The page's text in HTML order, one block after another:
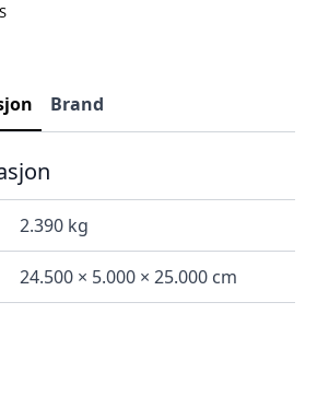
Brand
2.390 kg
24.500 × 5.000 × 25.000 cm